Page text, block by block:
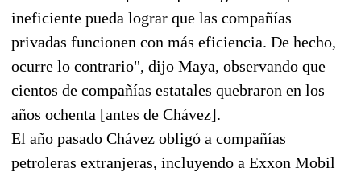
ineficiente pueda lograr que las compañías
privadas funcionen con más eficiencia. De hecho,
ocurre lo contrario", dijo Maya, observando que
cientos de compañías estatales quebraron en los
años ochenta [antes de Chávez].
El año pasado Chávez obligó a compañías
petroleras extranjeras, incluyendo a Exxon Mobil